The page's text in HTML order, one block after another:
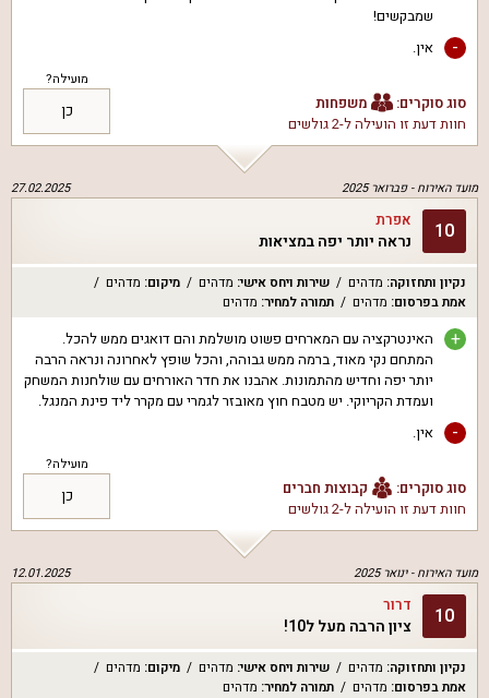
שמבקשים!
- אין.
סוג סוקרים:
משפחות
חוות דעת זו הועילה ל-2 גולשים
מועילה?
כן
מועד האירוח -פברואר 2025 27.02.2025
10 אפרת
נראה יותר יפה במציאות
נקיון ותחזוקה: מדהים שירות ויחס אישי: מדהים מיקום: מדהים
אמת בפרסום: מדהים תמורה למחיר: מדהים
+
האינטרקציה עם המארחים פשוט מושלמת והם דואגים ממש להכל.
המתחם נקי מאוד, ברמה ממש גבוהה, והכל שופץ לאחרונה ונראה הרבה
יותר יפה וחדיש מהתמונות. אהבנו את חדר האורחים עם שולחנות המשחק
ועמדת הקריוקי. יש מטבח חוץ מאובזר לגמרי עם מקרר ליד פינת המנגל.
- אין.
סוג סוקרים:
קבוצות חברים
חוות דעת זו הועילה ל-2 גולשים
מועילה?
כן
מועד האירוח -ינואר 2025 12.01.2025
10 דרור
ציון הרבה מעל ל10!
נקיון ותחזוקה: מדהים שירות ויחס אישי: מדהים מיקום: מדהים
אמת בפרסום: מדהים תמורה למחיר: מדהים